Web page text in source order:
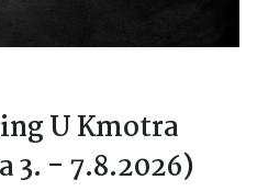
U Kmotra
3. - 7.8.2026)